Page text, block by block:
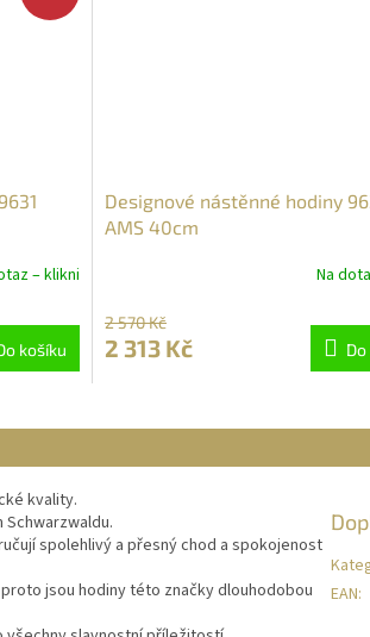
– klikni
košíku
Designové nástěnné hodiny
AMS 40cm
Na
2 570 Kč
2 313 Kč
kvality.
spolehlivý a přesný chod a spokojenost
jsou hodiny této značky dlouhodobou
EAN: